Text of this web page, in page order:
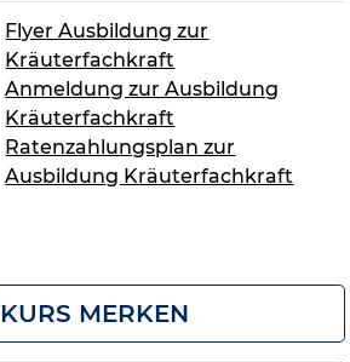
Flyer Ausbildung zur
Kräuterfachkraft
Anmeldung zur Ausbildung
Kräuterfachkraft
Ratenzahlungsplan zur
Ausbildung Kräuterfachkraft
KURS MERKEN